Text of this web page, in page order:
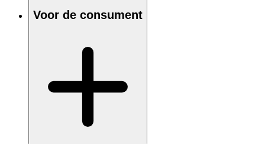
Voor de consument